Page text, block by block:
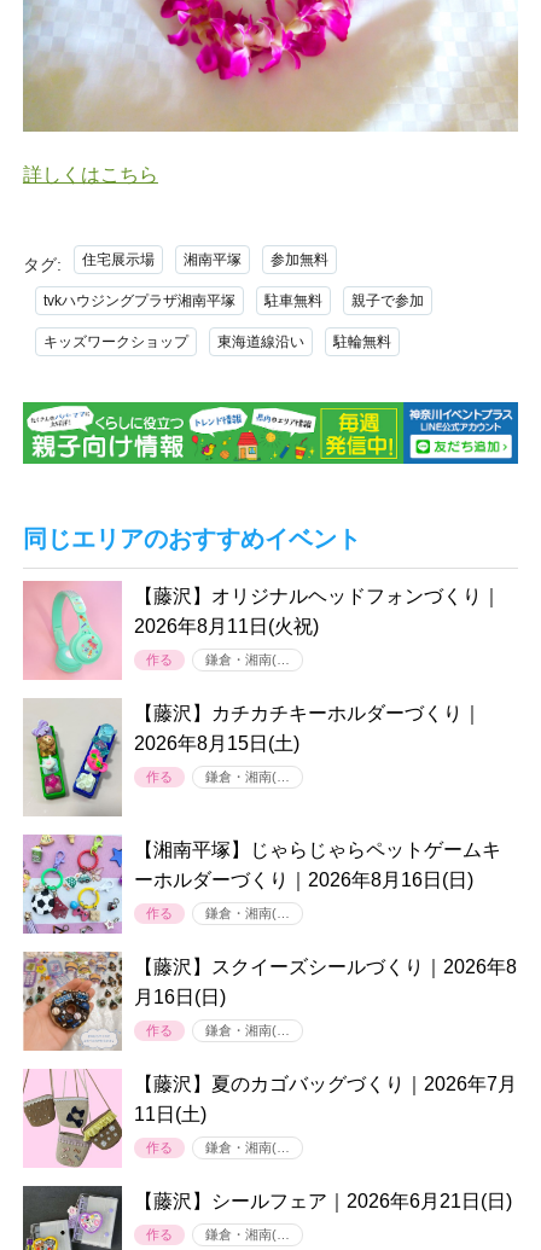
詳しくはこちら
タグ: 住宅展示場 湘南平塚 参加無料
tvkハウジングプラザ湘南平塚 駐車無料 親子で参加
キッズワークショップ 東海道線沿い 駐輪無料
同じエリアのおすすめイベント
【藤沢】オリジナルヘッドフォンづくり｜
2026年8月11日(火祝)
作る 鎌倉・湘南(…
【藤沢】カチカチキーホルダーづくり｜
2026年8月15日(土)
作る 鎌倉・湘南(…
【湘南平塚】じゃらじゃらペットゲームキ
ーホルダーづくり｜2026年8月16日(日)
作る 鎌倉・湘南(…
【藤沢】スクイーズシールづくり｜2026年8
月16日(日)
作る 鎌倉・湘南(…
【藤沢】夏のカゴバッグづくり｜2026年7月
11日(土)
作る 鎌倉・湘南(…
【藤沢】シールフェア｜2026年6月21日(日)
作る 鎌倉・湘南(…